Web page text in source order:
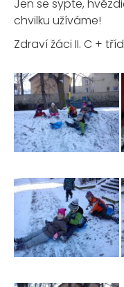
Jen se sypte,
chvilku užíváme!
Zdraví žáci II. C +